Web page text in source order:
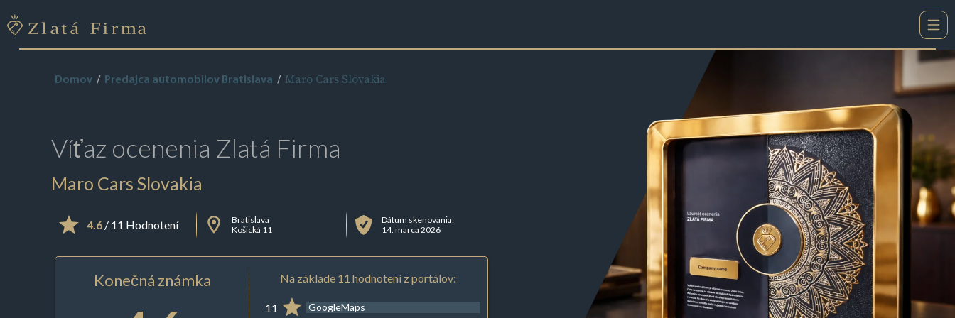
Domov Predajca automobilov Bratislava Maro Cars Slovakia
Víťaz ocenenia Zlatá Firma
Maro Cars Slovakia
4.6/ 11 Hodnotení
Bratislava
Košická 11
Dátum skenovania:
14. marca 2026
Konečná známka Na základe 11 hodnotení z portálov:
11 GoogleMaps